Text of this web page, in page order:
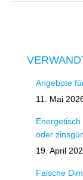
Angebote
11. Mai
oder
19. April
Falsche